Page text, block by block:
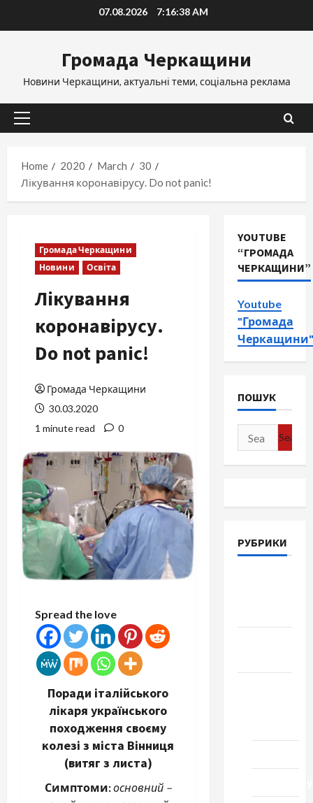
07.08.2026 7:16:39 AM
Громада Черкащини
Новини Черкащини, актуальні теми, соціальна реклама
Primary
Home
2020 March
30
Лікування коронавірусу. Do not panic!
Громада Черкащини
Новини
Освіта
Лікування
коронавірусу.
Do not panic!
Громада Черкащини
30.03.2020
1 minute read
0
Spread the love
Поради італійського
лікаря українського
походження своєму
колезі з міста Вінниця
(витяг з листа)
Симптоми:основний –
YOUTUBE
“ГРОМАДА
ЧЕРКАЩИНИ”
Youtube
"Громада
Черкащини"
ПОШУК
Search
for:
РУБРИКИ